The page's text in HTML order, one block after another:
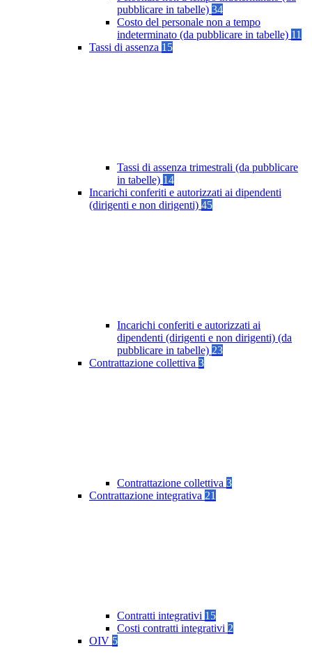
pubblicare in tabelle) 34
Costo del personale non a tempo
indeterminato (da pubblicare in tabelle) 11
Tassi di assenza 15
Tassi di assenza trimestrali (da pubblicare
in tabelle) 14
Incarichi conferiti e autorizzati ai dipendenti
(dirigenti e non dirigenti) 45
Incarichi conferiti e autorizzati ai
dipendenti (dirigenti e non dirigenti) (da
pubblicare in tabelle) 23
Contrattazione collettiva 3
Contrattazione collettiva 3
Contrattazione integrativa 21
Contratti integrativi 15
Costi contratti integrativi 2
OIV 5